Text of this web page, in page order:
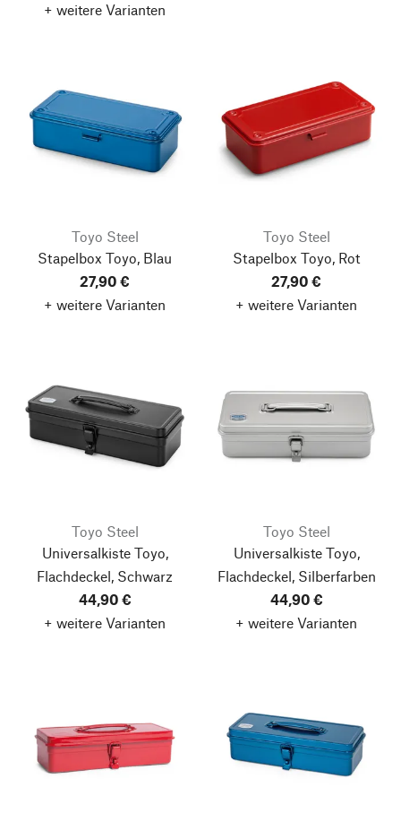
+ weitere Varianten
Toyo Steel
Stapelbox Toyo, Blau
27,90 €
+ weitere Varianten
Toyo Steel
Stapelbox Toyo, Rot
27,90 €
+ weitere Varianten
Toyo Steel
Universalkiste Toyo,
Flachdeckel, Schwarz
44,90 €
+ weitere Varianten
Toyo Steel
Universalkiste Toyo,
Flachdeckel, Silberfarben
44,90 €
+ weitere Varianten